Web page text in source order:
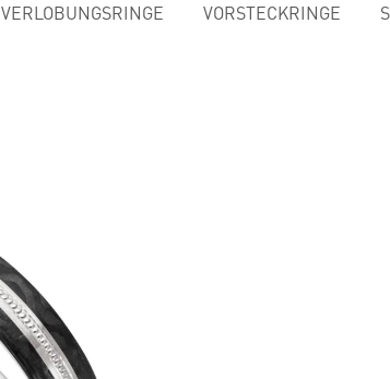
VERLOBUNGSRINGE VORSTECKRINGE